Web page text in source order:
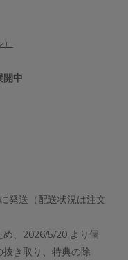
開中
発送（配送状況は注文
め、2026/5/20 より個
き取り、特典の除